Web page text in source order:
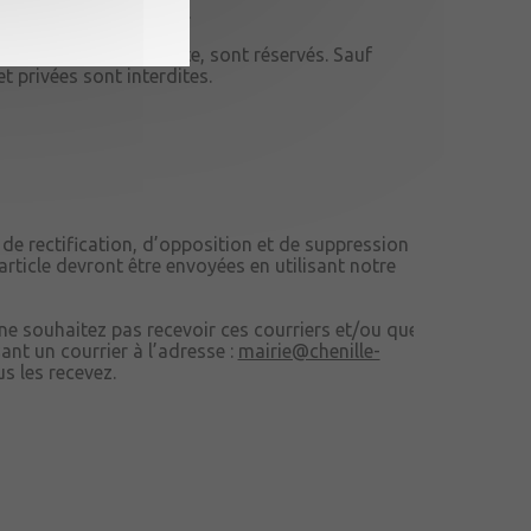
et non-commercial.
sur ce site, sont réservés. Sauf
privées sont interdites.
rectification, d’opposition et de suppression
devront être envoyées en utilisant notre
souhaitez pas recevoir ces courriers et/ou que
un courrier à l’adresse : mairie@chenille-
les recevez.